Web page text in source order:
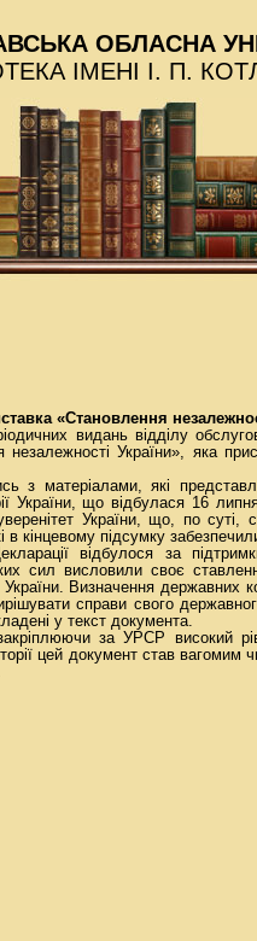
ОБЛАСНА
ІМЕНІ І. П.
«Становлення
видань відділу
незалежності України», яка
з матеріалами, які
України, що відбулася 16
України, що, по суті,
в кінцевому підсумку
відбулося за
сил висловили своє
України. Визначення державних
справи свого
у текст документа.
за УРСР високий
цей документ став